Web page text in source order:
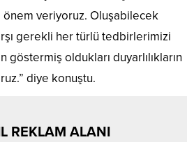
önem veriyoruz. Oluşabilecek
gerekli her türlü tedbirlerimizi
göstermiş oldukları duyarlılıkların
diye konuştu.
REKLAM ALANI